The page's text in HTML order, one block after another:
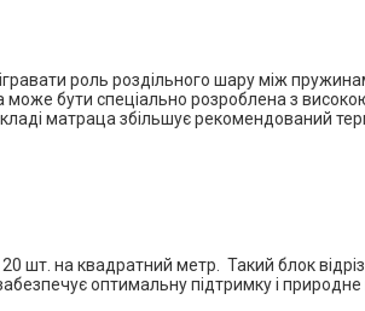
роль роздільного шару між
бути спеціально розроблена з
матраца збільшує рекомендований
шт. на квадратний метр. Такий блок
оптимальну підтримку і